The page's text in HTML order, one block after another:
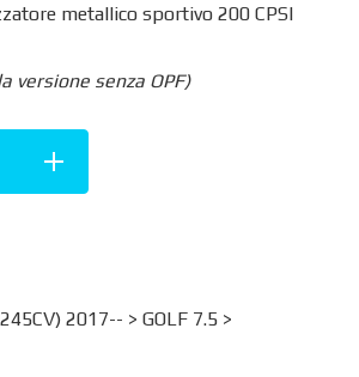
metallico sportivo 200 CPSI
versione senza OPF)
2017-- > GOLF 7.5>